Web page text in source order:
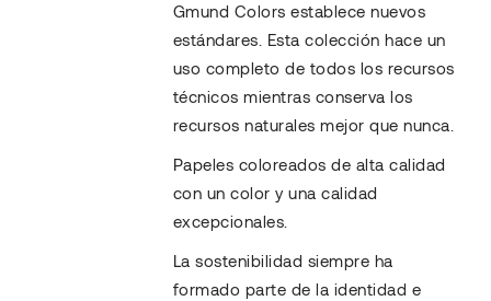
Gmund Colors establece nuevos
estándares. Esta colección hace un
uso completo de todos los recursos
técnicos mientras conserva los
recursos naturales mejor que nunca.
Papeles coloreados de alta calidad
con un color y una calidad
excepcionales.
La sostenibilidad siempre ha
formado parte de la identidad e